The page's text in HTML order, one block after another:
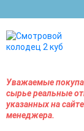
Уважаемые
сырье реальные
указанных на
менеджера.